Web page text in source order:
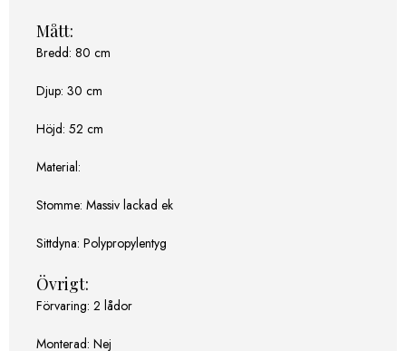
Mått:
Bredd: 80 cm
Djup: 30 cm
Höjd: 52 cm
Material:
Stomme: Massiv lackad ek
Sittdyna: Polypropylentyg
Övrigt:
Förvaring: 2 lådor
Monterad: Nej